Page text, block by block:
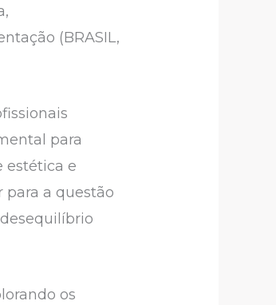
(BRASIL,
para
estética e
a questão
os